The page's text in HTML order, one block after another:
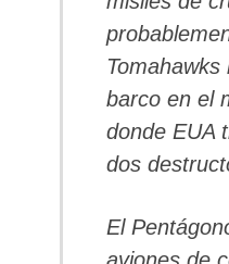
barco en el
donde EUA
dos
El